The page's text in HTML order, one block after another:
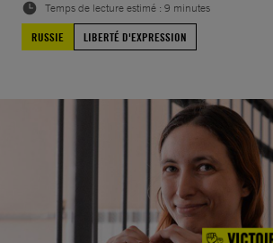
Temps de lecture estimé : 9 minutes
RUSSIE
LIBERTÉ D'EXPRESSION